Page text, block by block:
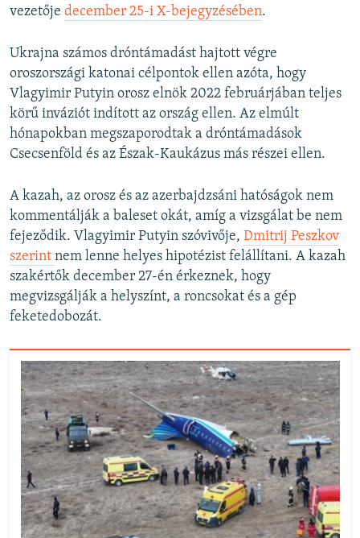
vezetője december 25-i X-bejegyzésében.
Ukrajna számos dróntámadást hajtott végre
oroszországi katonai célpontok ellen azóta, hogy
Vlagyimir Putyin orosz elnök 2022 februárjában teljes
körű inváziót indított az ország ellen. Az elmúlt
hónapokban megszaporodtak a dróntámadások
Csecsenföld és az Észak-Kaukázus más részei ellen.
A kazah, az orosz és az azerbajdzsáni hatóságok nem
kommentálják a baleset okát, amíg a vizsgálat be nem
fejeződik. Vlagyimir Putyin szóvivője, Dmitrij Peszkov
szerint nem lenne helyes hipotézist felállítani. A kazah
szakértők december 27-én érkeznek, hogy
megvizsgálják a helyszínt, a roncsokat és a gép
feketedobozát.